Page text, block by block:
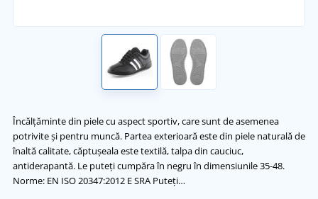
Încălțăminte din piele cu aspect sportiv, care sunt de asemenea
potrivite și pentru muncă. Partea exterioară este din piele naturală de
înaltă calitate, căptușeala este textilă, talpa din cauciuc,
antiderapantă. Le puteți cumpăra în negru în dimensiunile 35-48.
Norme: EN ISO 20347:2012 E SRA Puteți…